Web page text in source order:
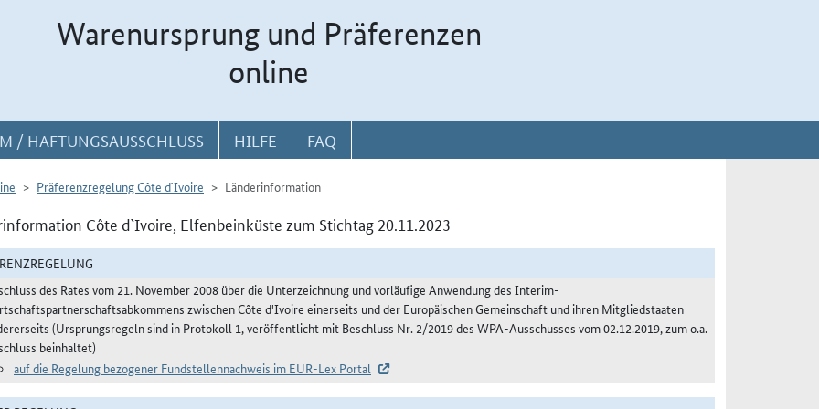
Warenursprung und Präferenzen
online
/ HAFTUNGSAUSSCHLUSS HILFE FAQ
Präferenzregelung Côte d`Ivoire Länderinformation
Côte d`Ivoire, Elfenbeinküste zum Stichtag 20.11.2023
des Rates vom 21. November 2008 über die Unterzeichnung und vorläufige Anwendung des Interim-
zwischen Côte d'Ivoire einerseits und der Europäischen Gemeinschaft und ihren Mitgliedstaaten
(Ursprungsregeln sind in Protokoll 1, veröffentlicht mit Beschluss Nr. 2/2019 des WPA-Ausschusses vom 02.12.2019, zum o.a.
beinhaltet)
auf die Regelung bezogener Fundstellennachweis im EUR-Lex Portal